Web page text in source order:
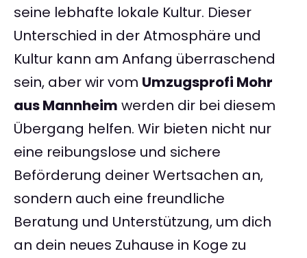
seine lebhafte lokale Kultur. Dieser
Unterschied in der Atmosphäre und
Kultur kann am Anfang überraschend
sein, aber wir vom Umzugsprofi Mohr
aus Mannheim werden dir bei diesem
Übergang helfen. Wir bieten nicht nur
eine reibungslose und sichere
Beförderung deiner Wertsachen an,
sondern auch eine freundliche
Beratung und Unterstützung, um dich
an dein neues Zuhause in Koge zu